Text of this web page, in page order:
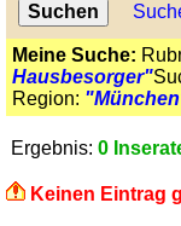
Meine Suche:
Hausbesorger"
Region:
Ergebnis: 0
Keinen Eintrag